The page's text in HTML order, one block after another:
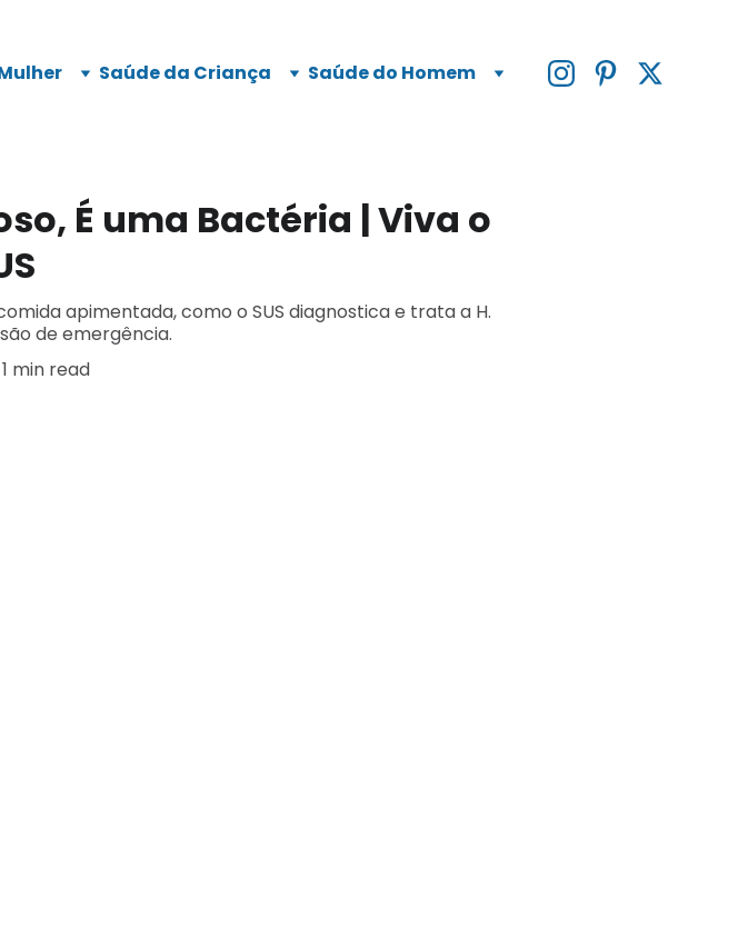
Saúde da Criança Saúde do Homem
É uma Bactéria | Viva o
apimentada, como o SUS diagnostica e trata a H.
de emergência.
1 min read